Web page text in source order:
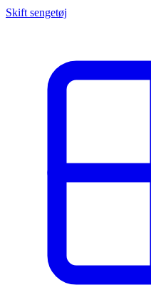
Skift sengetøj